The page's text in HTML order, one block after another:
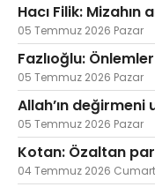
Hacı Filik:
05 Temmuz 2026 Pazar
Fazlıoğlu:
05 Temmuz 2026 Pazar
Allah’ın değirmeni
05 Temmuz 2026 Pazar
Kotan: Özaltan
04 Temmuz 2026